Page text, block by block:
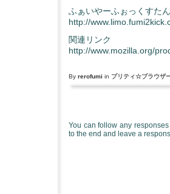
ふぁいやーふぉっくすたん
http://
関連リンク
http://www.mozilla.org/
By rerofumi in プリティ☆ブラウザ
You can follow any
to the end and leave a